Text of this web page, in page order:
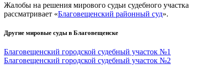
Жалобы на решения мирового судьи судебного участка
рассматривает «Благовещенский районный суд».
Другие мировые суды в Благовещенске
Благовещенский городской судебный участок №1
Благовещенский городской судебный участок №2